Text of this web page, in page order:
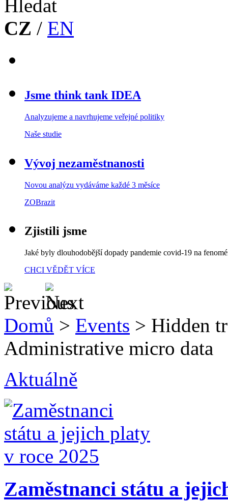
CZ / EN
Jsme think tank IDEA
Analyzujeme a navrhujeme veřejné politiky
Naše studie
Vývoj nezaměstnanosti
Novou analýzu vydáváme každé 3 měsíce
ZOBrazit
Zjistili jsme
Jaké byly dlouhodobější dopady pandemie covid-19 na
CHCI VĚDĚT VÍCE
Domů > Events > Hidden
Administrative micro data
Aktuálně
Zaměstnanci státu a